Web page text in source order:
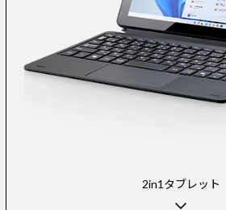
2in1タブレット